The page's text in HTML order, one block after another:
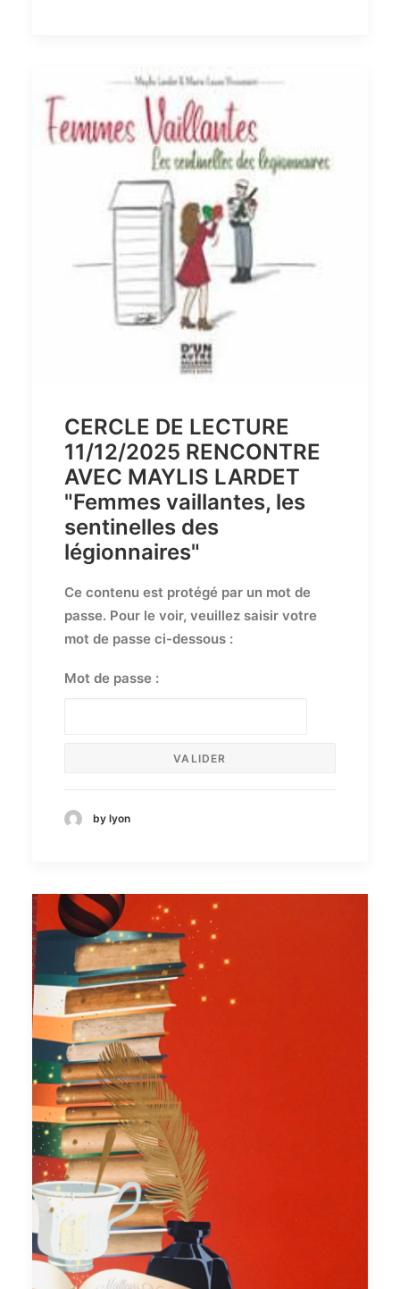
CERCLE DE LECTURE
11/12/2025 RENCONTRE
AVEC MAYLIS LARDET
"Femmes vaillantes, les
sentinelles des
légionnaires"
Ce contenu est protégé par un mot de
passe. Pour le voir, veuillez saisir votre
mot de passe ci-dessous :
Mot de passe :
by lyon